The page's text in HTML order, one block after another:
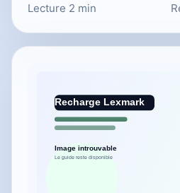
Lecture 2 min